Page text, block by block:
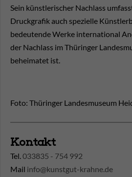
Sein künstlerischer Nachlass
Druckgrafik auch spezielle
bedeutende Werke international
der Nachlass im Thüringer
beheimatet ist.
Foto: Thüringer Landesmuseum
Kontakt
Tel.033835 - 754 992
Mail info@kunstgut-krahne.de